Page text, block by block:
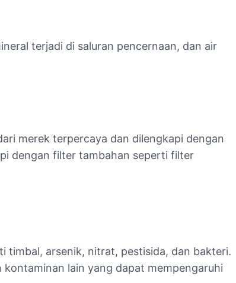
terjadi di saluran pencernaan, dan air
merek terpercaya dan dilengkapi dengan
dengan filter tambahan seperti filter
timbal, arsenik, nitrat, pestisida, dan bakteri.
lain yang dapat mempengaruhi